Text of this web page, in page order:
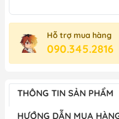
Hỗ trợ mua hàng
090.345.2816
THÔNG TIN SẢN PHẨM
HƯỚNG DẪN MUA